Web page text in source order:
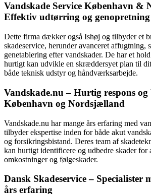
Vandskade Service København &
Effektiv udtørring og genopretning
Dette firma dækker også Ishøj og tilbyder et
skadeservice, herunder avanceret affugtning,
genetablering efter vandskader. De har et
hurtigt kan udvikle en skræddersyet plan til
både teknisk udstyr og håndværksarbejde.
Vandskade.nu – Hurtig respons og
København og Nordsjælland
Vandskade.nu har mange års erfaring med
tilbyder ekspertise inden for både akut
og forsikringsbistand. Deres team af
kan hurtigt identificere og udbedre skader for
omkostninger og følgeskader.
Dansk Skadeservice – Specialister
års erfaring